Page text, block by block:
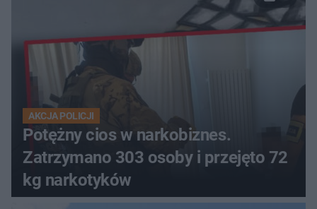
AKCJA POLICJI
Potężny cios w narkobiznes.
Zatrzymano 303 osoby i przejęto 72
kg narkotyków